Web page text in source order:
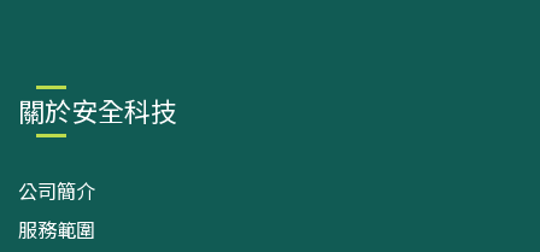
關於安全科技
公司簡介
服務範圍